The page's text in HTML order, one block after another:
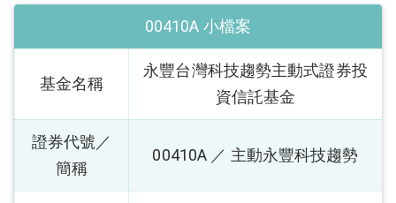
00410A 小檔案
基金名稱
永豐台灣科技趨勢主動式證券投
資信託基金
證券代號／
簡稱
00410A ／ 主動永豐科技趨勢